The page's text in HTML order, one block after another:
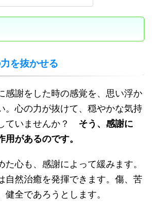
を抜かせる
謝をした時の感覚を、思い浮か
。心の力が抜けて、穏やかな気持
ていませんか？ そう、感謝に
があるのです。
心も、感謝によって緩みます。
自然治癒を発揮できます。傷、苦
全であろうとします。